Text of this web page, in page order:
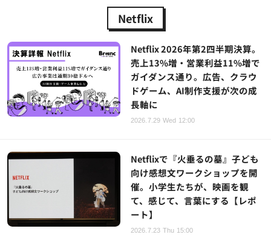
Netflix
Netflix 2026年第2四半期決算。
売上13%増・営業利益11%増で
ガイダンス通り。広告、クラウ
ドゲーム、AI制作支援が次の成
長軸に
2026.7.29 Wed 12:00
Netflixで『火垂るの墓』子ども
向け感想文ワークショップを開
催。小学生たちが、映画を観
て、感じて、言葉にする【レポ
ート】
2026.7.23 Thu 15:00